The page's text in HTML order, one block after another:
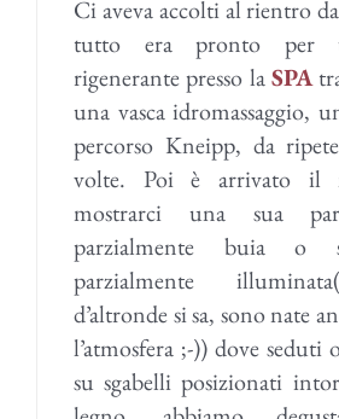
Ci aveva accolti al rientro
tutto era pronto per
rigenerante presso laSPA
una vasca idromassaggio,
percorso Kneipp, da
volte. Poi è arrivato il
mostrarci una sua
parzialmente buia o
parzialmente
d’altronde si sa, sono nate
l’atmosfera ;-)) dove seduti
su sgabelli posizionati